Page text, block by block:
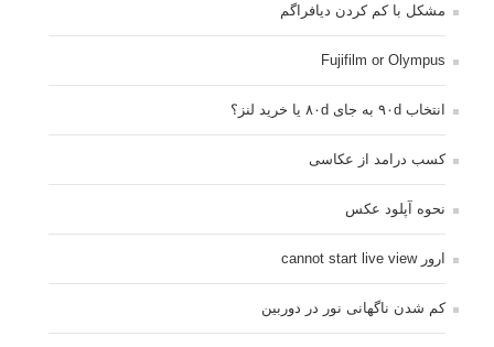
مشکل با کم کردن دیافراگم
Fujifilm or Olympus
انتخاب ۹۰d به جای ۸۰d یا خرید لنز؟
کسب درامد از عکاسی
نحوه آپلود عکس
ارور cannot start live view
کم شدن ناگهانی نور در دوربین